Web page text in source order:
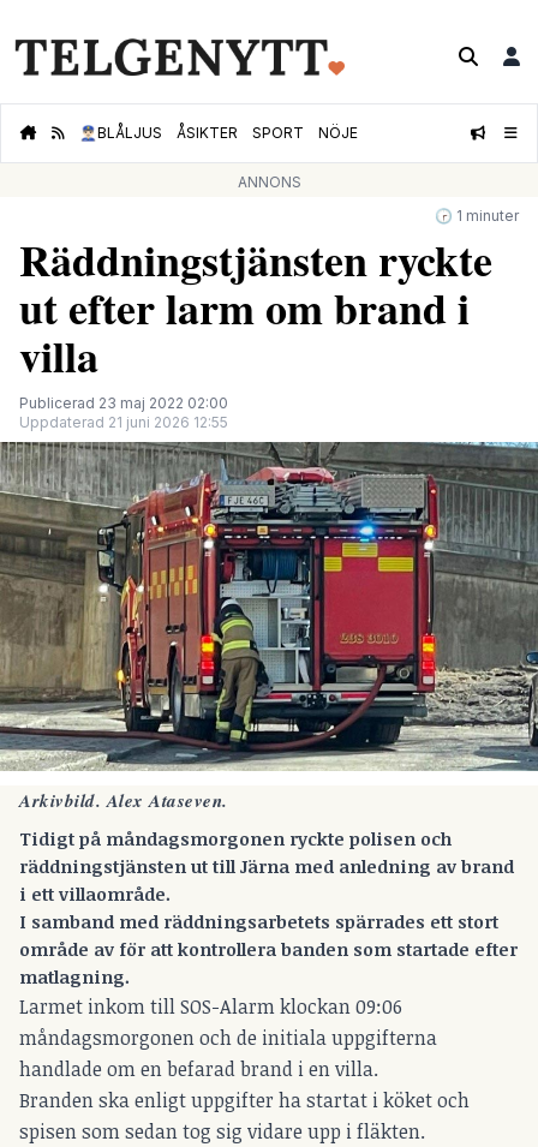
👮🏻‍♂️BLÅLJUS ÅSIKTER SPORT NÖJE
ANNONS
🕝 1 minuter
Räddningstjänsten ryckte
ut efter larm om brand i
villa
Publicerad 23 maj 2022 02:00
Uppdaterad 21 juni 2026 12:55
Arkivbild. Alex Ataseven.
Tidigt på måndagsmorgonen ryckte polisen och
räddningstjänsten ut till Järna med anledning av brand
i ett villaområde.
I samband med räddningsarbetets spärrades ett stort
område av för att kontrollera banden som startade efter
matlagning.
Larmet inkom till SOS-Alarm klockan 09:06
måndagsmorgonen och de initiala uppgifterna
handlade om en befarad brand i en villa.
Branden ska enligt uppgifter ha startat i köket och
spisen som sedan tog sig vidare upp i fläkten.